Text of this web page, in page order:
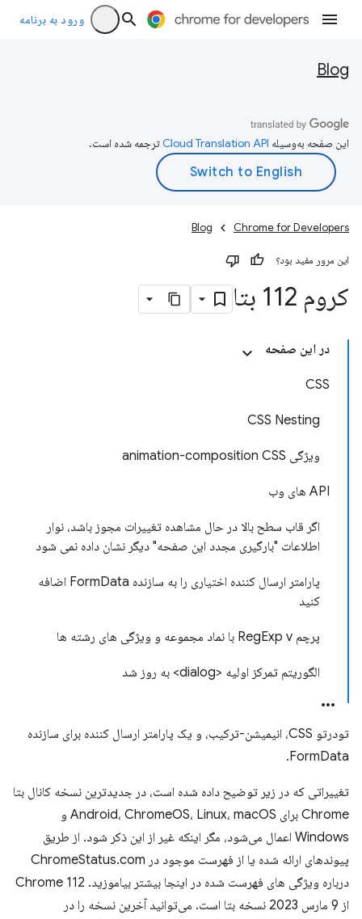
ورود به برنامه
Blog
این صفحه به‌وسیله ترجمه شده است.
Chrome for Developers
Blog
این مرور مفید بود؟
کروم 112 بتا
در این صفحه
CSS
CSS Nesting
ویژگی animation-composition CSS
API های وب
اگر قاب سطح بالا در حال مشاهده تغییرات مجوز باشد، نوار
اطلاعات "بارگیری مجدد این صفحه" دیگر نشان داده نمی شود
پارامتر ارسال کننده اختیاری را به سازنده FormData اضافه
کنید
پرچم RegExp v با نماد مجموعه و ویژگی های رشته ها
الگوریتم تمرکز اولیه <dialog> به روز شد
تودرتو CSS، انیمیشن-ترکیب، و یک پارامتر ارسال کننده برای سازنده
FormData.
تغییراتی که در زیر توضیح داده شده است، در جدیدترین نسخه کانال بتا
Chrome برای Android، ChromeOS، Linux، macOS و
Windows اعمال می‌شود، مگر اینکه غیر از این ذکر شود. از طریق
پیوندهای ارائه شده یا از فهرست موجود در ChromeStatus.com
درباره ویژگی های فهرست شده در اینجا بیشتر بیاموزید. Chrome 112
از 9 مارس 2023 نسخه بتا است. می‌توانید آخرین نسخه را در